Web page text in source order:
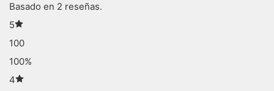
Basado en 2 reseñas.
5
100
100%
4